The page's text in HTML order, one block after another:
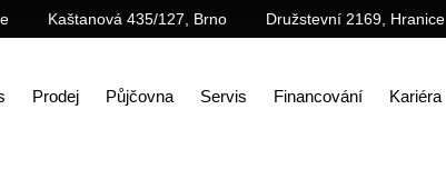
Kaštanová 435/127, Brno Družstevní 2169, Hranice
Prodej Půjčovna Servis Financování Kariéra